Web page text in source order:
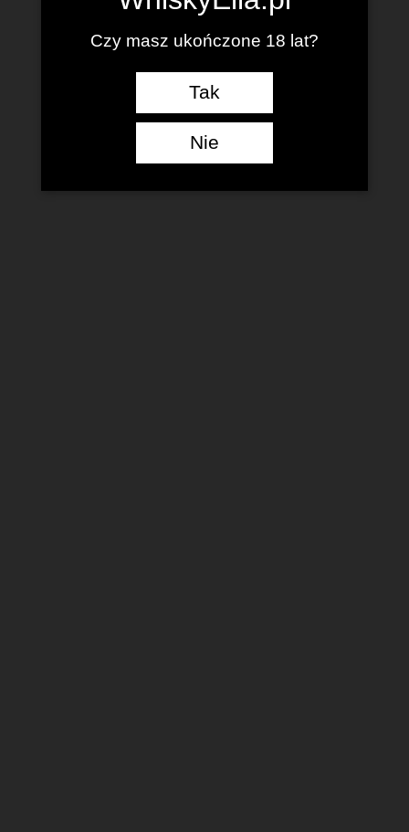
Czy masz ukończone 18 lat?
Tak
Nie